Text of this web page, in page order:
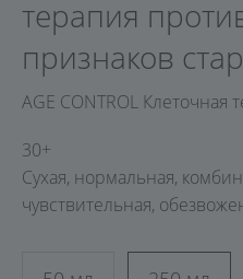
терапия
признаков
AGE CONTROL Клеточная
30+
Сухая, нормальная,
чувствительная,